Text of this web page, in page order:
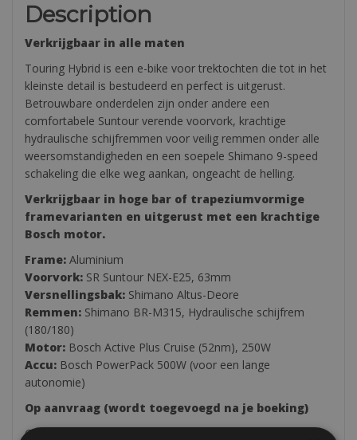
Description
Verkrijgbaar in alle maten
Touring Hybrid is een e-bike voor trektochten die tot in het
kleinste detail is bestudeerd en perfect is uitgerust.
Betrouwbare onderdelen zijn onder andere een
comfortabele Suntour verende voorvork, krachtige
hydraulische schijfremmen voor veilig remmen onder alle
weersomstandigheden en een soepele Shimano 9-speed
schakeling die elke weg aankan, ongeacht de helling.
Verkrijgbaar in hoge bar of trapeziumvormige
framevarianten en uitgerust met een krachtige
Bosch motor.
Frame: Aluminium
Voorvork: SR Suntour NEX-E25, 63mm
Versnellingsbak: Shimano Altus-Deore
Remmen: Shimano BR-M315, Hydraulische schijfrem
(180/180)
Motor: Bosch Active Plus Cruise (52nm), 250W
Accu: Bosch PowerPack 500W (voor een lange
autonomie)
Op aanvraag (wordt toegevoegd na je boeking)
Garmin GPS €10 per dag €50 per week